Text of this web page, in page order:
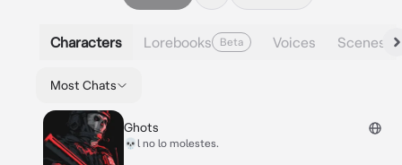
Characters Lorebooks Beta Voices Scenes
Most Chats
Ghots
💀l no lo molestes.